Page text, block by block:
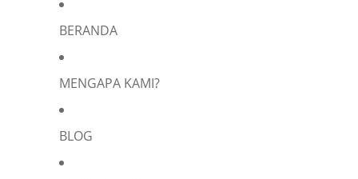
BERANDA
MENGAPA KAMI?
BLOG
Silakan isi informasi Anda dan chat dengan saya